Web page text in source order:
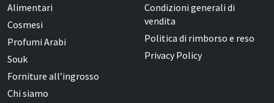
Alimentari
Cosmesi
Profumi Arabi
Souk
Forniture all’ingrosso
Chi siamo
Condizioni generali di
vendita
Politica di rimborso e reso
Privacy Policy